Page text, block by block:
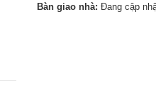
Bàn giao nhà: Đang cập